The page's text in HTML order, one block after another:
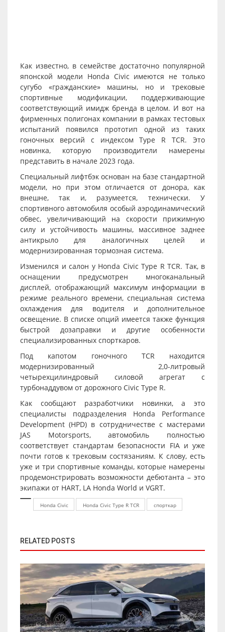
Как известно, в семействе достаточно популярной
японской модели Honda Civic имеются не только
сугубо «гражданские» машины, но и трековые
спортивные модификации, поддерживающие
соответствующий имидж бренда в целом. И вот на
фирменных полигонах компании в рамках тестовых
испытаний появился прототип одной из таких
гоночных версий с индексомType R TCR. Это
новинка, которую производители намерены
представить в начале 2023 года.
Специальный лифтбэк основан на базе стандартной
модели, но при этом отличается от донора, как
внешне, так и, разумеется, технически. У
спортивного автомобиля особый аэродинамический
обвес, увеличивающий на скорости прижимную
силу и устойчивость машины, массивное заднее
антикрыло для аналогичных целей и
модернизированная тормозная система.
Изменился и салон у Honda Civic Type R TCR. Так, в
оснащении предусмотрен многоканальный
дисплей, отображающий максимум информации в
режиме реального времени, специальная система
охлаждения для водителя и дополнительное
освещение. В списке опций имеется также функция
быстрой дозаправки и другие особенности
специализированных спорткаров.
Под капотом гоночного TCR находится
модернизированный 2,0-литровый
четырехцилиндровый силовой агрегат с
турбонаддувом от дорожного Civic Type R.
Как сообщают разработчики новинки, а это
специалисты подразделения Honda Performance
Development (HPD) в сотрудничестве с мастерами
JAS Motorsports, автомобиль полностью
соответствует стандартам безопасности FIA и уже
почти готов к трековым состязаниям. К слову, есть
уже и три спортивные команды, которые намерены
продемонстрировать возможности дебютанта – это
экипажи от HART, LA Honda World и VGRT.
Honda Civic Honda Civic Type R TCR спорткар
RELATED POSTS